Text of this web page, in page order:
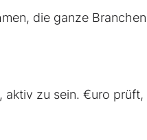
die ganze Branchen
aktiv zu sein. €uro prüft,